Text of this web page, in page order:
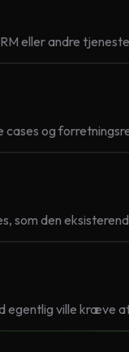
eller andre
og
som den
egentlig ville kræve